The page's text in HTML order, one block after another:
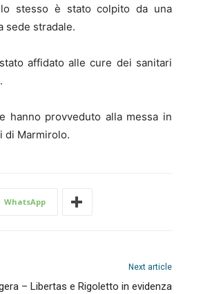
stesso è stato colpito da una
sede stradale.
affidato alle cure dei sanitari
hanno provveduto alla messa in
di Marmirolo.
WhatsApp
Next article
– Libertas e Rigoletto in evidenza